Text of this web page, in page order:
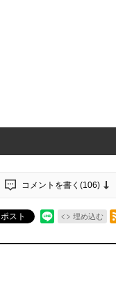
コメントを書く(106)
ポスト 埋め込む